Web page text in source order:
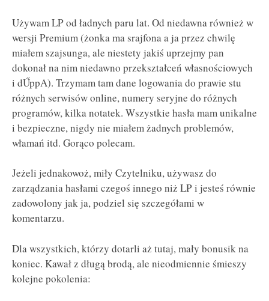
Używam LP od ładnych paru lat. Od niedawna również w
wersji Premium (żonka ma srajfona a ja przez chwilę
miałem szajsunga, ale niestety jakiś uprzejmy pan
dokonał na nim niedawno przekształceń własnościowych
i dŰppA). Trzymam tam dane logowania do prawie stu
różnych serwisów online, numery seryjne do różnych
programów, kilka notatek. Wszystkie hasła mam unikalne
i bezpieczne, nigdy nie miałem żadnych problemów,
włamań itd. Gorąco polecam.
Jeżeli jednakowoż, miły Czytelniku, używasz do
zarządzania hasłami czegoś innego niż LP i jesteś równie
zadowolony jak ja, podziel się szczegółami w
komentarzu.
Dla wszystkich, którzy dotarli aż tutaj, mały bonusik na
koniec. Kawał z długą brodą, ale nieodmiennie śmieszy
kolejne pokolenia: